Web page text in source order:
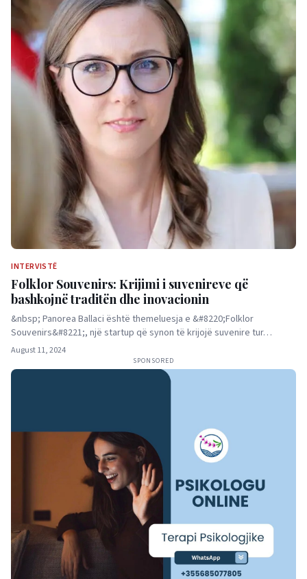
INTERVISTË
Folklor Souvenirs: Krijimi i suvenireve që
bashkojnë traditën dhe inovacionin
&nbsp; Panorea Ballaci është themeluesja e &#8220;Folklor
Souvenirs&#8221;, një startup që synon të krijojë suvenire tur…
August 11, 2024
SPONSORED